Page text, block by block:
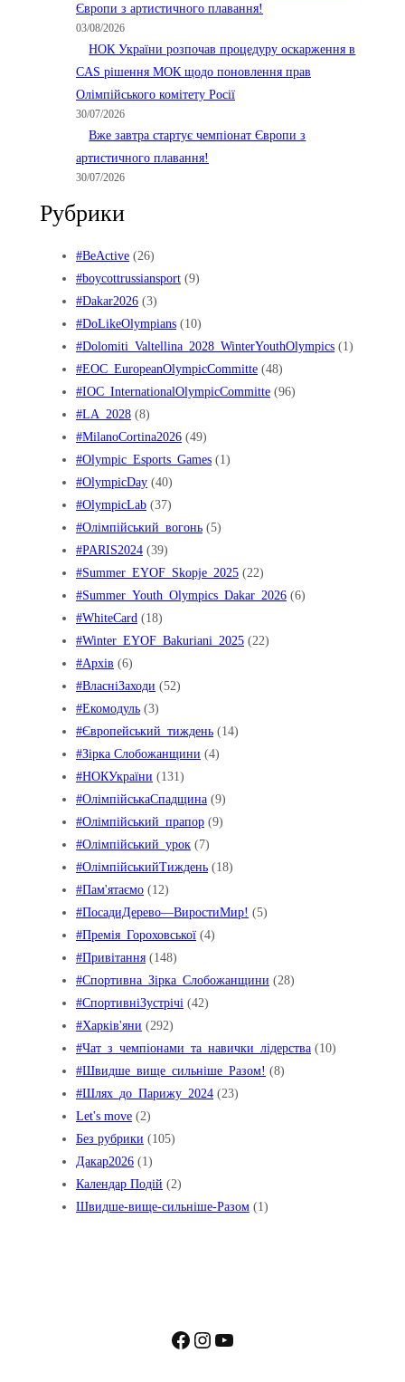
Європи з артистичного плавання!
03/08/2026
НОК України розпочав процедуру оскарження в
CAS рішення МОК щодо поновлення прав
Олімпійського комітету Росії
30/07/2026
Вже завтра стартує чемпіонат Європи з
артистичного плавання!
30/07/2026
Рубрики
#BeActive (26)
#boycottrussiansport (9)
#Dakar2026 (3)
#DoLikeOlympians (10)
#Dolomiti_Valtellina_2028_WinterYouthOlympics (1)
#EOC_EuropeanOlympicCommitte (48)
#IOC_InternationalOlympicCommitte (96)
#LA_2028 (8)
#MilanoCortina2026 (49)
#Olympic_Esports_Games (1)
#OlympicDay (40)
#OlympicLab (37)
#Oлімпійський_вогонь (5)
#PARIS2024 (39)
#Summer_EYOF_Skopje_2025 (22)
#Summer_Youth_Olympics_Dakar_2026 (6)
#WhiteCard (18)
#Winter_EYOF_Bakuriani_2025 (22)
#Архів (6)
#ВласніЗаходи (52)
#Екомодуль (3)
#Європейський_тиждень (14)
#Зірка Слобожанщини (4)
#НОКУкраїни (131)
#ОлімпійськаСпадщина (9)
#Олімпійський_прапор (9)
#Олімпійський_урок (7)
#ОлімпійськийТиждень (18)
#Пам'ятаємо (12)
#ПосадиДерево—ВиростиМир! (5)
#Премія_Гороховської (4)
#Привітання (148)
#Спортивна_Зірка_Слобожанщини (28)
#СпортивніЗустрічі (42)
#Харків'яни (292)
#Чат_з_чемпіонами_та_навички_лідерства (10)
#Швидше_вище_сильніше_Pазом! (8)
#Шлях_до_Парижу_2024 (23)
Let's move (2)
Без рубрики (105)
Дакар2026 (1)
Календар Подій (2)
Швидше-вище-сильніше-Разом (1)
Facebook
Instagram
YouTube